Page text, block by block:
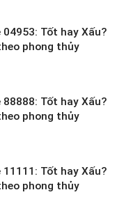
Tốt hay Xấu?
phong thủy
Tốt hay Xấu?
phong thủy
Tốt hay Xấu?
phong thủy